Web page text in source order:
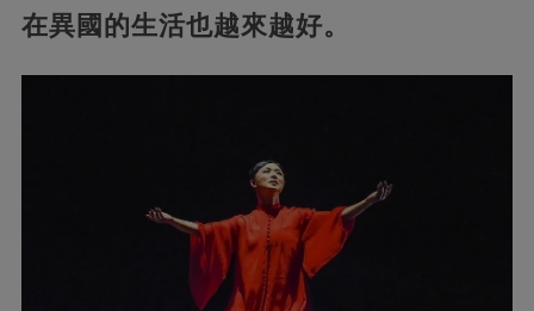
在異國的生活也越來越好。